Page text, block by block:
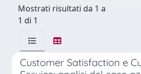
Mostrati risultati da 1 a
1 di 1
Customer Satisfaction e